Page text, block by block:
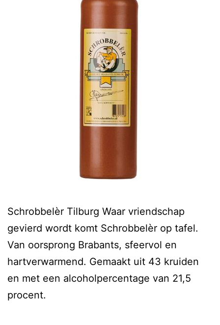
Schrobbelèr Tilburg Waar vriendschap
gevierd wordt komt Schrobbelèr op tafel.
Van oorsprong Brabants, sfeervol en
hartverwarmend. Gemaakt uit 43 kruiden
en met een alcoholpercentage van 21,5
procent.